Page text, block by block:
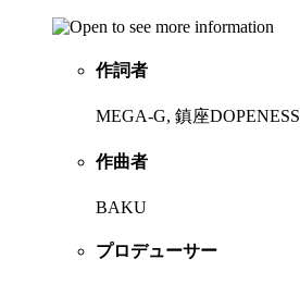
作詞者
MEGA-G, 鎮座DOPENESS
作曲者
BAKU
プロデューサー